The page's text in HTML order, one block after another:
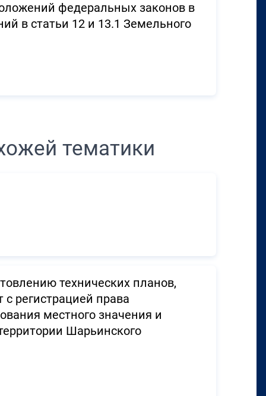
федеральных законов в
в статьи 12 и 13.1 Земельного
тематики
технических планов,
регистрацией права
местного значения и
Шарьинского